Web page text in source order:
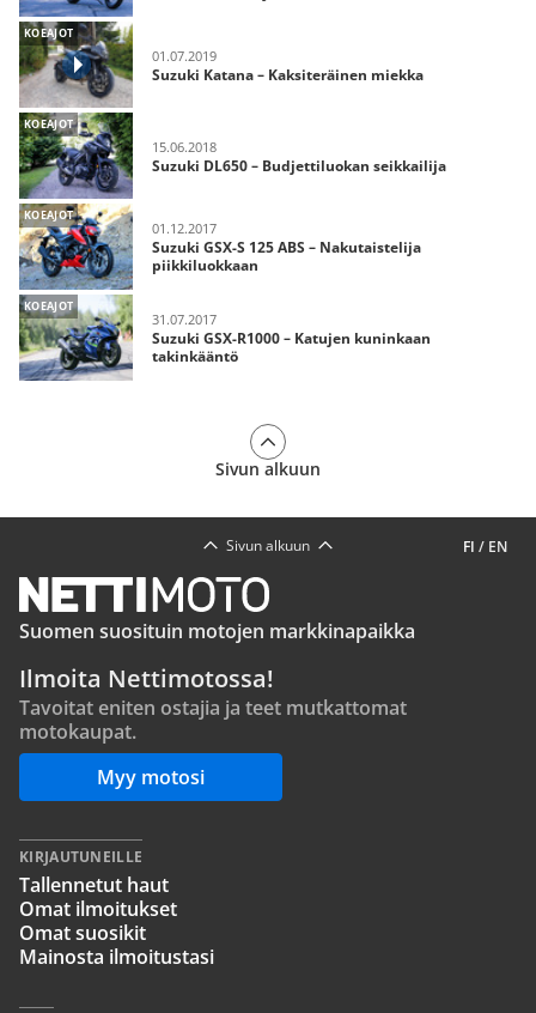
KOEAJOT
01.07.2019
Suzuki Katana – Kaksiteräinen miekka
KOEAJOT
15.06.2018
Suzuki DL650 – Budjettiluokan seikkailija
KOEAJOT
01.12.2017
Suzuki GSX-S 125 ABS – Nakutaistelija
piikkiluokkaan
KOEAJOT
31.07.2017
Suzuki GSX-R1000 – Katujen kuninkaan
takinkääntö
Sivun alkuun
FI / EN
Sivun alkuun
Suomen suosituin motojen markkinapaikka
Ilmoita Nettimotossa!
Tavoitat eniten ostajia ja teet mutkattomat
motokaupat.
Myy motosi
KIRJAUTUNEILLE
Tallennetut haut
Omat ilmoitukset
Omat suosikit
Mainosta ilmoitustasi